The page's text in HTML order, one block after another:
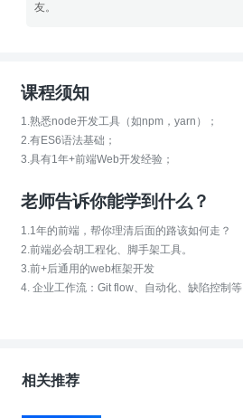
友。
课程须知
1.熟悉node开发工具（如npm，yarn）；
2.有ES6语法基础；
3.具有1年+前端Web开发经验；
老师告诉你能学到什么？
1.1年的前端，帮你理清后面的路该如何走？
2.前端必会胡工程化、脚手架工具。
3.前+后通用的web框架开发
4. 企业工作流：Git flow、自动化、缺陷控制等
相关推荐